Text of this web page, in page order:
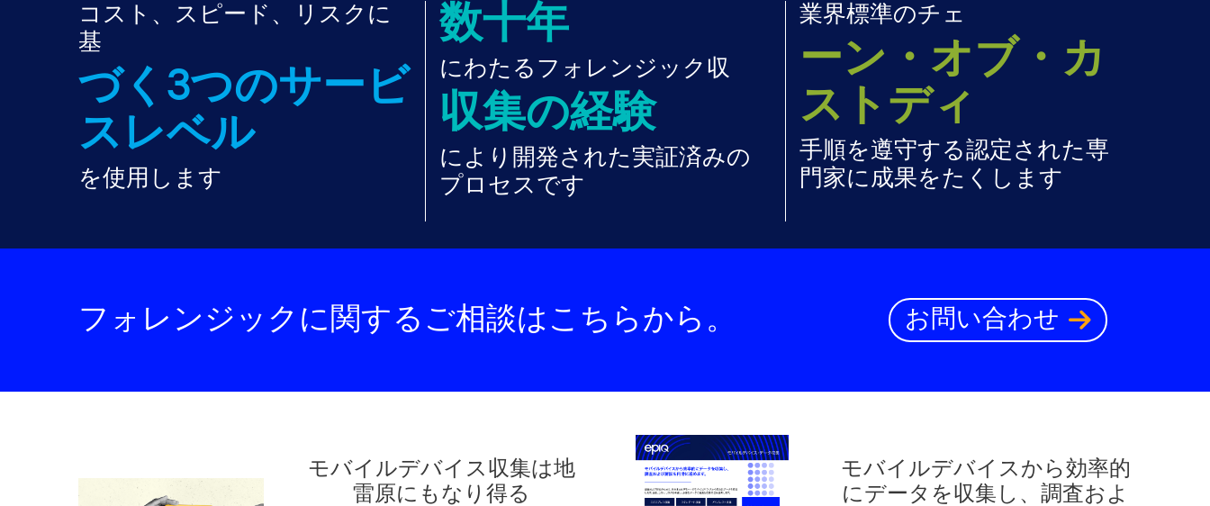
コスト、スピード、リスクに
基
づく3つのサービ
スレベル
を使用します
数十年
にわたるフォレンジック収
収集の経験
により開発された実証済みの
プロセスです
業界標準のチェ
ーン・オブ・カ
ストディ
手順を遵守する認定された専
門家に成果をたくします
フォレンジックに関するご相談はこちらから。 お問い合わせ
モバイルデバイス収集は地
雷原にもなり得る
モバイルデバイスから効率的
にデータを収集し、調査およ